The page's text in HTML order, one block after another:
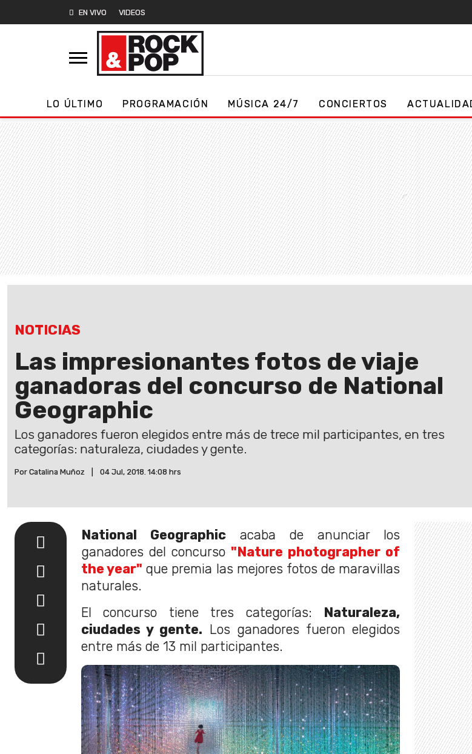
EN VIVO VIDEOS
LO ÚLTIMO PROGRAMACIÓN MÚSICA 24/7 CONCIERTOS
NOTICIAS
Las impresionantes fotos de viaje
ganadoras del concurso de National
Geographic
Los ganadores fueron elegidos entre más de trece mil participantes, en tres
categorías: naturaleza, ciudades y gente.
Por Catalina Muñoz 04 Jul, 2018. 14:08 hrs
National Geographic acaba de anunciar los
ganadores del concurso "Nature photographer of
the year" que premia las mejores fotos de maravillas
naturales.
El concurso tiene tres categorías:
Naturaleza,
ciudades y gente. Los ganadores fueron elegidos
entre más de 13 mil participantes.